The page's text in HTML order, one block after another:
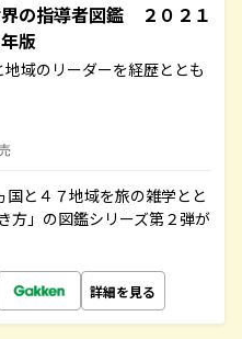
の指導者図鑑 ２０２１
版
地域のリーダーを経歴ととも
と４７地域を旅の雑学とと
方」の図鑑シリーズ第２弾が
詳細を見る